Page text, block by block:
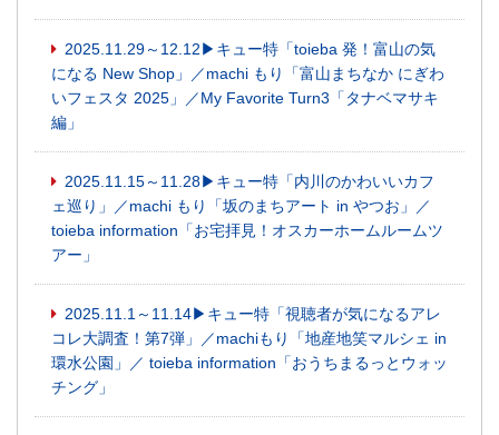
2025.11.29～12.12▶キュー特「toieba 発！富山の気
になる New Shop」／machi もり「富山まちなか にぎわ
いフェスタ 2025」／My Favorite Turn3「タナベマサキ
編」
2025.11.15～11.28▶キュー特「内川のかわいいカフ
ェ巡り」／machi もり「坂のまちアート in やつお」／
toieba information「お宅拝見！オスカーホームルームツ
アー」
2025.11.1～11.14▶キュー特「視聴者が気になるアレ
コレ大調査！第7弾」／machiもり「地産地笑マルシェ in
環水公園」／ toieba information「おうちまるっとウォッ
チング」